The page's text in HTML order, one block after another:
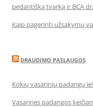
pedantišką tvarką ir BCA
Kaip pagerinti užsakymų
DRAUDIMO PASLAUGOS
Kokių vasarinių padangų
Vasarinės padangos